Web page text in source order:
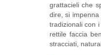
grattacieli che
dire, si
tradizionali con
rettile faccia
stracciati,